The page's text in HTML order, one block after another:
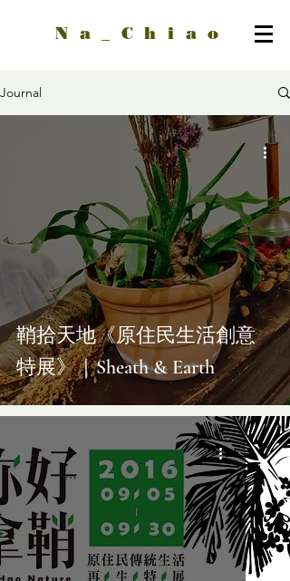
Na_Chiao
Journal
鞘拾天地《原住民生活創意
特展​》｜Sheath & Earth